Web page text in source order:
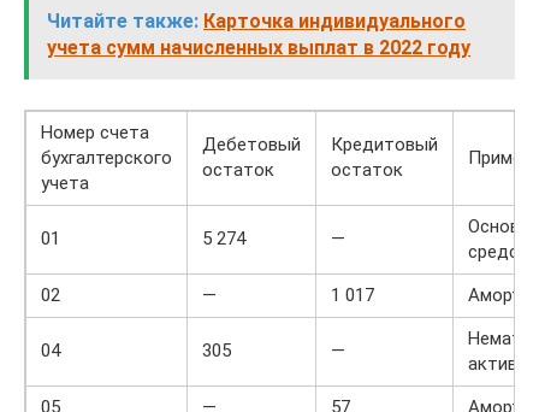
Читайте также: Карточка индивидуального
учета сумм начисленных выплат в 2022 году
Номер счета
бухгалтерского
учета
Дебетовый
остаток
Кредитовый
остаток
01 5 274 —
02
— 1 017
04 305 —
активы
05
— 57